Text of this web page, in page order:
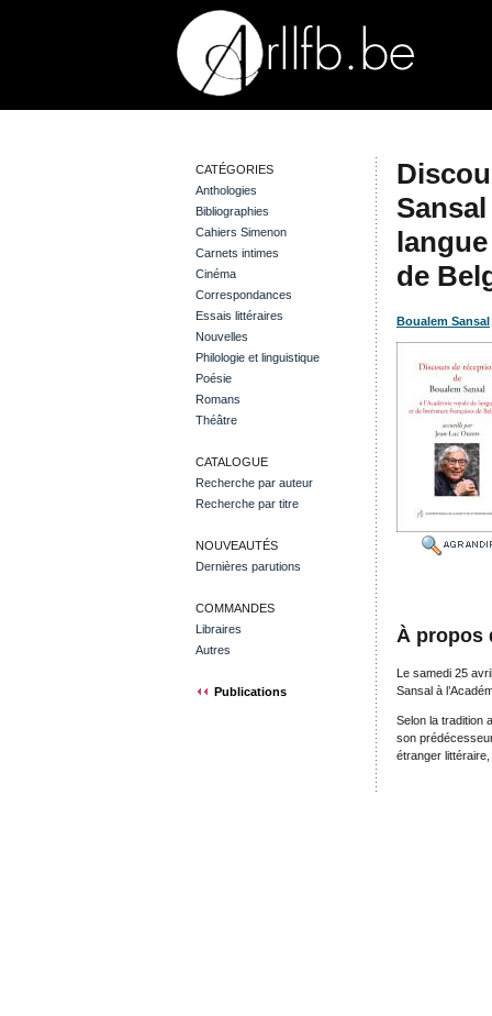
CATÉGORIES
Anthologies
Bibliographies
Cahiers Simenon
Carnets intimes
Cinéma
Correspondances
Essais littéraires
Nouvelles
Philologie et linguistique
Poésie
Romans
Théâtre
CATALOGUE
Recherche par auteur
Recherche par titre
NOUVEAUTÉS
Dernières parutions
COMMANDES
Libraires
Autres
Publications
de
Boualem Sansal
À propos
Le samedi 25
Sansal à
Selon la tradition
son
étranger